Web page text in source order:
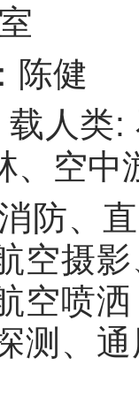
陈健
载人类:
、空中
防、
空摄
空喷
测、